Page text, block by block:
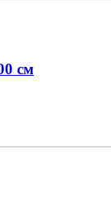
см